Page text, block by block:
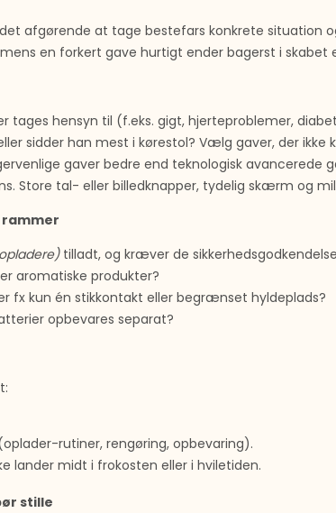
afgørende at tage bestefars konkrete situation
en forkert gave hurtigt ender bagerst i skabet
tages hensyn til (f.eks. gigt, hjerteproblemer,
sidder han mest i kørestol? Vælg gaver, der
gaver bedre end teknologisk avancerede
Store tal- eller billedknapper, tydelig skærm og
rammer
tilladt, og kræver de
aromatiske produkter?
fx kun én stikkontakt eller begrænset hyldeplads?
opbevares separat?
rutiner, rengøring, opbevaring).
lander midt i frokosten eller i hviletiden.
stille